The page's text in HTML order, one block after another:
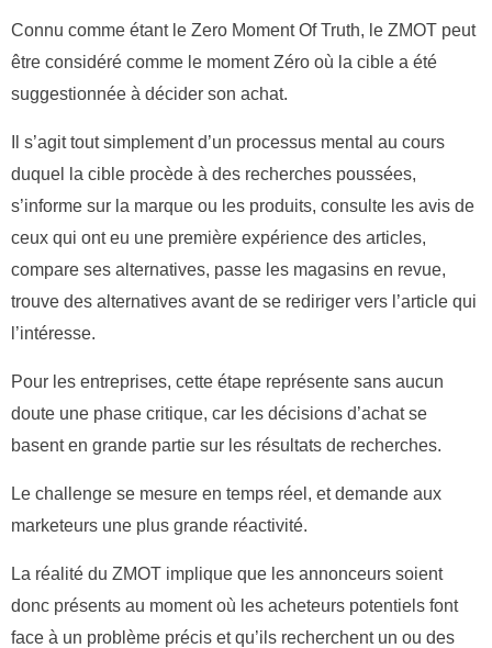
Connu comme étant le Zero Moment Of Truth, le ZMOT peut
être considéré comme le moment Zéro où la cible a été
suggestionnée à décider son achat.
Il s’agit tout simplement d’un processus mental au cours
duquel la cible procède à des recherches poussées,
s’informe sur la marque ou les produits, consulte les avis de
ceux qui ont eu une première expérience des articles,
compare ses alternatives, passe les magasins en revue,
trouve des alternatives avant de se rediriger vers l’article qui
l’intéresse.
Pour les entreprises, cette étape représente sans aucun
doute une phase critique, car les décisions d’achat se
basent en grande partie sur les résultats de recherches.
Le challenge se mesure en temps réel, et demande aux
marketeurs une plus grande réactivité.
La réalité du ZMOT implique que les annonceurs soient
donc présents au moment où les acheteurs potentiels font
face à un problème précis et qu’ils recherchent un ou des